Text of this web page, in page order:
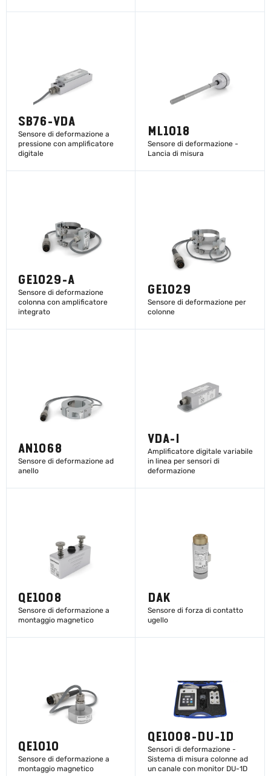
SB76-VDA
Sensore di deformazione a
pressione con amplificatore
digitale
ML1018
Sensore di deformazione -
Lancia di misura
GE1029-A
Sensore di deformazione
colonna con amplificatore
integrato
GE1029
Sensore di deformazione per
colonne
AN1068
Sensore di deformazione ad
anello
VDA-I
Amplificatore digitale variabile
in linea per sensori di
deformazione
QE1008
Sensore di deformazione a
montaggio magnetico
DAK
Sensore di forza di contatto
ugello
QE1010
Sensore di deformazione a
montaggio magnetico
QE1008-DU-1D
Sensori di deformazione -
Sistema di misura colonne ad
un canale con monitor DU-1D